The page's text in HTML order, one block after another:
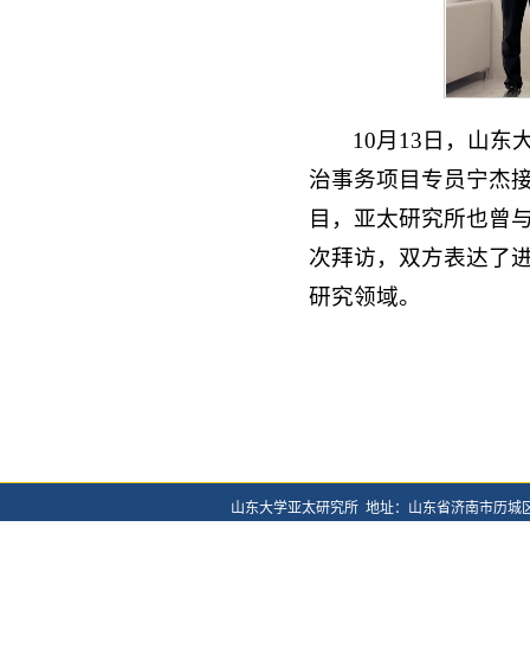
10月13日，山东
治事务项目专员宁杰
目，亚太研究所也曾
次拜访，双方表达了
研究领域。
山东大学亚太研究所 地址：山东省济南市历城